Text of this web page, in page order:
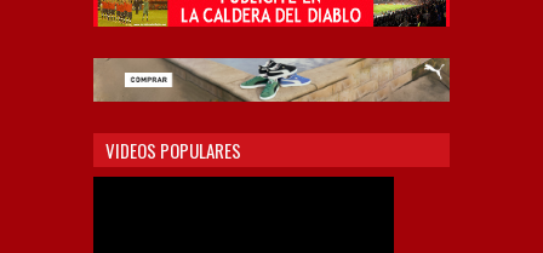
VIDEOS POPULARES